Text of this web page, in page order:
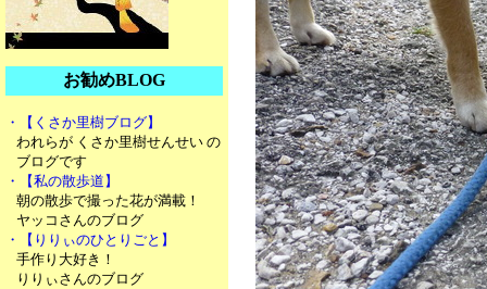
お勧めBLOG
・【くさか里樹ブログ】
われらが くさか里樹せんせい の
ブログです
・【私の散歩道】
朝の散歩で撮った花が満載！
ヤッコさんのブログ
・【りりぃのひとりごと】
手作り大好き！
りりぃさんのブログ